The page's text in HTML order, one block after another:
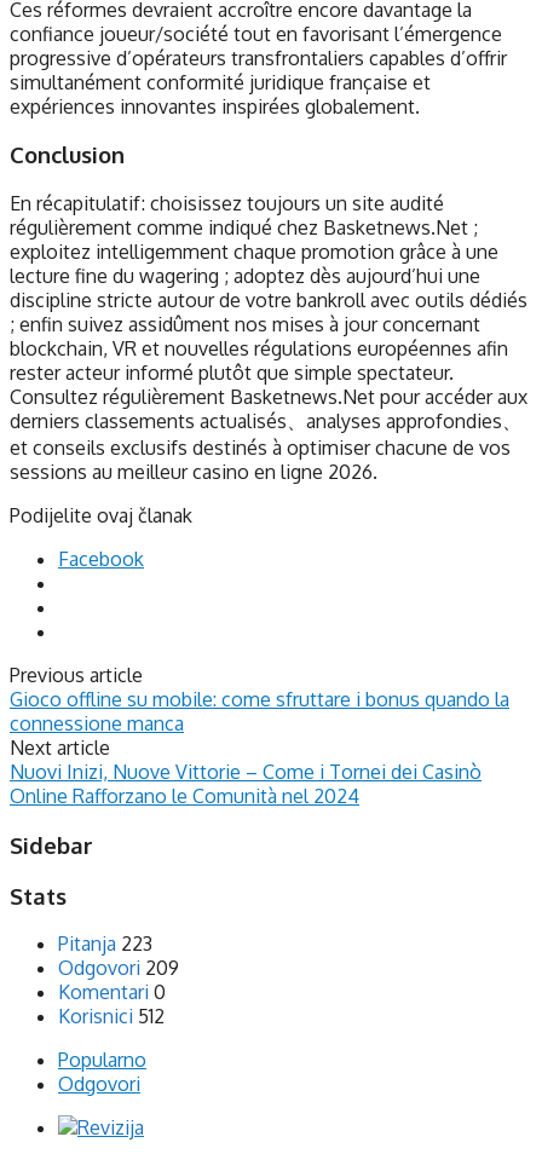
Ces réformes devraient accroître encore davantage la
confiance joueur/société tout en favorisant l’émergence
progressive d’opérateurs transfrontaliers capables d’offrir
simultanément conformité juridique française et
expériences innovantes inspirées globalement.
Conclusion
En récapitulatif : choisissez toujours un site audité
régulièrement comme indiqué chez Basketnews.Net ;
exploitez intelligemment chaque promotion grâce à une
lecture fine du wagering ; adoptez dès aujourd’hui une
discipline stricte autour de votre bankroll avec outils dédiés
; enfin suivez assidûment nos mises à jour concernant
blockchain, VR et nouvelles régulations européennes afin
rester acteur informé plutôt que simple spectateur.​
Consultez régulièrement Basketnews.Net pour accéder aux
derniers classements actualisés、analyses approfondies、
et conseils exclusifs destinés à optimiser chacune de vos
sessions au meilleur casino en ligne 2026.​
Podijelite ovaj članak
Facebook
Previous article
Gioco offline su mobile: come sfruttare i bonus quando la
connessione manca
Next article
Nuovi Inizi, Nuove Vittorie – Come i Tornei dei Casinò
Online Rafforzano le Comunità nel 2024
Sidebar
Stats
Pitanja 223
Odgovori 209
Komentari 0
Korisnici 512
Popularno
Odgovori